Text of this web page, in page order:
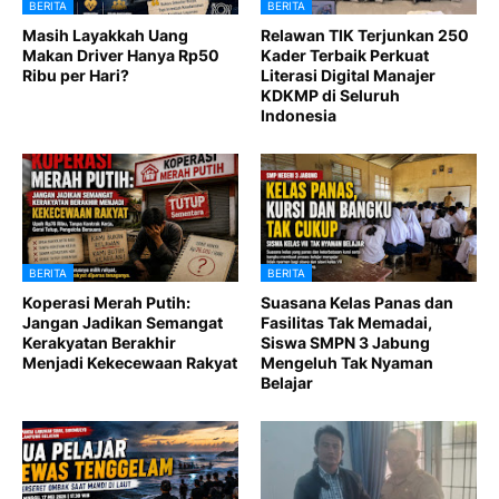
BERITA
Masih Layakkah Uang
Makan Driver Hanya Rp50
Ribu per Hari?
BERITA
Relawan TIK Terjunkan 250
Kader Terbaik Perkuat
Literasi Digital Manajer
KDKMP di Seluruh
Indonesia
BERITA
Koperasi Merah Putih:
Jangan Jadikan Semangat
Kerakyatan Berakhir
Menjadi Kekecewaan Rakyat
BERITA
Suasana Kelas Panas dan
Fasilitas Tak Memadai,
Siswa SMPN 3 Jabung
Mengeluh Tak Nyaman
Belajar